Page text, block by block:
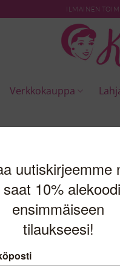
ILMAINEN
Verkkokauppa
tuotteita ei löytynyt.